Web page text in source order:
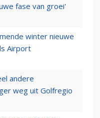
fase van groei'
winter nieuwe
Airport
andere
weg uit Golfregio